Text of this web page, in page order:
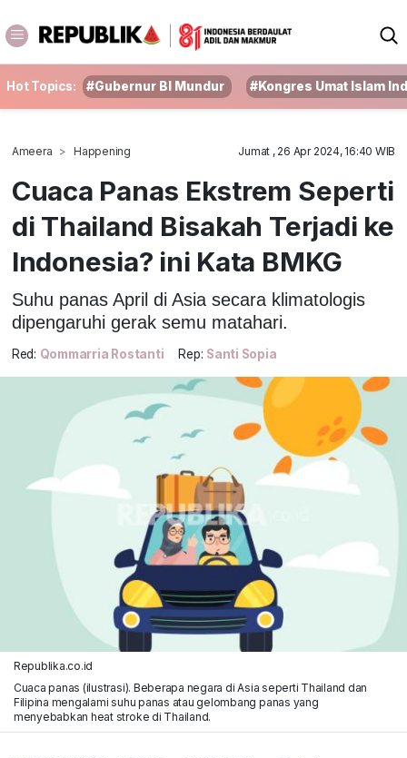
Hot Topics: #Gubernur BI Mundur #Kongres Umat Islam
Ameera Happening Jumat , 26 Apr 2024, 16:40 WIB
Cuaca Panas Ekstrem Seperti
di Thailand Bisakah Terjadi ke
Indonesia? ini Kata BMKG
Suhu panas April di Asia secara klimatologis
dipengaruhi gerak semu matahari.
Red: Qommarria Rostanti Rep: Santi Sopia
Republika.co.id
Cuaca panas (ilustrasi). Beberapa negara di Asia seperti Thailand dan
Filipina mengalami suhu panas atau gelombang panas yang
menyebabkan heat stroke di Thailand.